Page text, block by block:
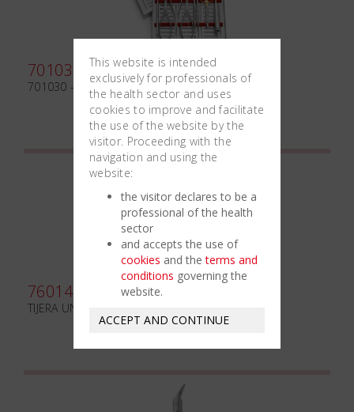
701030
701030 - KIT ORTHODONTIC BAND
760141
TIJERA UNIVERSAL mm125 TC
This website is intended
exclusively for professionals of
the health sector and uses
cookies to improve and facilitate
the use of the website by the
visitor. Proceeding with the
navigation and using the
website:
the visitor declares to be a
professional of the health
sector
and accepts the use of
cookies and theterms and
conditions governing the
website.
ACCEPT AND CONTINUE